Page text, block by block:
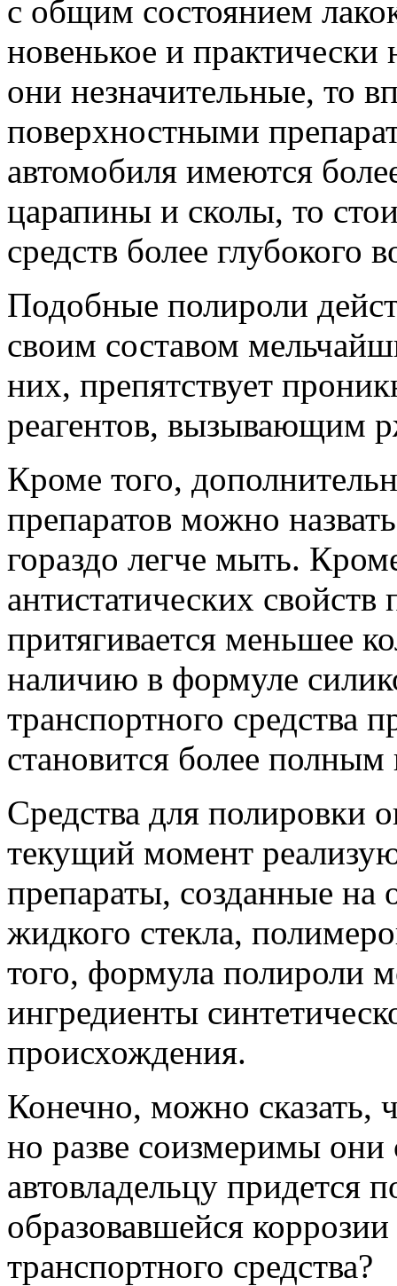
с общим состоянием
новенькое и
они незначительные, то
поверхностными
автомобиля имеются
царапины и сколы, то
средств более глубокого
Подобные полироли
своим составом
них, препятствует
реагентов, вызывающим
Кроме того,
препаратов можно
гораздо легче мыть.
антистатических
притягивается меньшее
наличию в формуле
транспортного средства
становится более
Средства для полировки
текущий момент
препараты, созданные на
жидкого стекла,
того, формула полироли
ингредиенты
происхождения.
Конечно, можно сказать,
но разве соизмеримы они
автовладельцу придется
образовавшейся
транспортного средства?